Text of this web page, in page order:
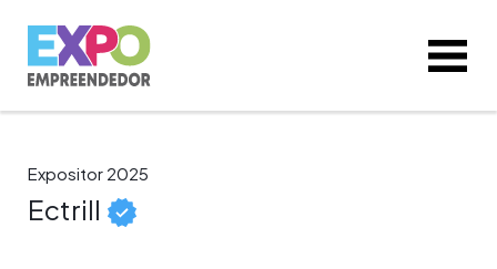
Expositor 2025
Ectrill